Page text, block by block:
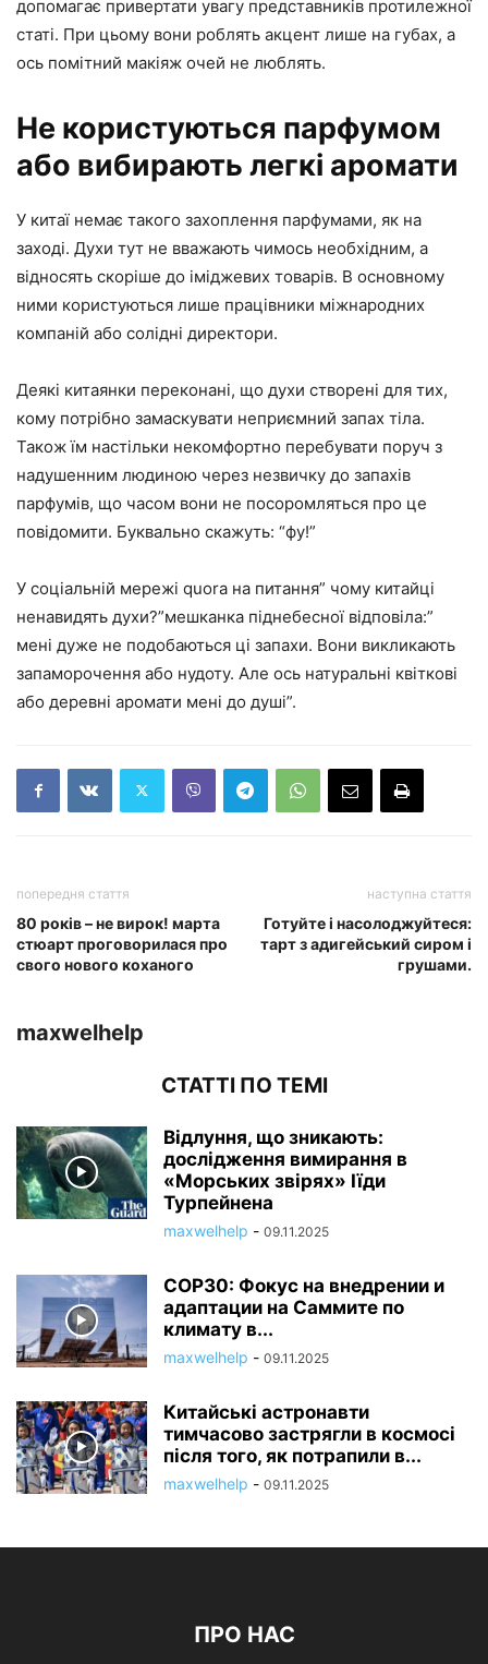
допомагає привертати увагу представників протилежної
статі. При цьому вони роблять акцент лише на губах, а
ось помітний макіяж очей не люблять.
Не користуються парфумом
або вибирають легкі аромати
У китаї немає такого захоплення парфумами, як на
заході. Духи тут не вважають чимось необхідним, а
відносять скоріше до іміджевих товарів. В основному
ними користуються лише працівники міжнародних
компаній або солідні директори.
Деякі китаянки переконані, що духи створені для тих,
кому потрібно замаскувати неприємний запах тіла.
Також їм настільки некомфортно перебувати поруч з
надушенним людиною через незвичку до запахів
парфумів, що часом вони не посоромляться про це
повідомити. Буквально скажуть: “фу!”
У соціальній мережі quora на питання” чому китайці
ненавидять духи?”мешканка піднебесної відповіла:”
мені дуже не подобаються ці запахи. Вони викликають
запаморочення або нудоту. Але ось натуральні квіткові
або деревні аромати мені до душі”.
попередня стаття
80 років – не вирок! марта
стюарт проговорилася про
свого нового коханого
наступна стаття
Готуйте і насолоджуйтеся:
тарт з адигейський сиром і
грушами.
maxwelhelp
СТАТТІ ПО ТЕМІ
Відлуння, що зникають:
дослідження вимирання в
«Морських звірях» Іїди
Турпейнена
maxwelhelp - 09.11.2025
COP30: Фокус на внедрении и
адаптации на Саммите по
климату в...
maxwelhelp - 09.11.2025
Китайські астронавти
тимчасово застрягли в космосі
після того, як потрапили в...
maxwelhelp - 09.11.2025
ПРО НАС